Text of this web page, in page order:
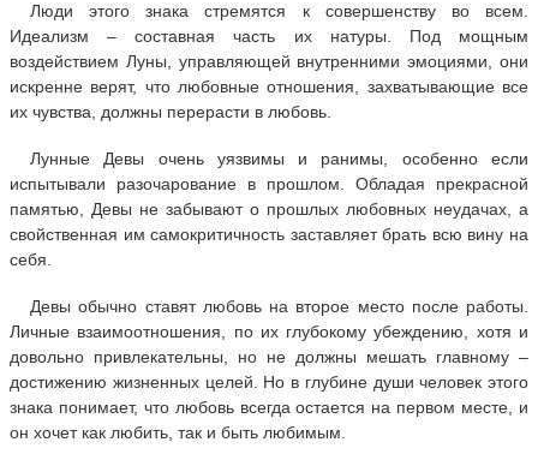
Люди этого знака стремятся к совершенству во всем.
Идеализм – составная часть их натуры. Под мощным
воздействием Луны, управляющей внутренними эмоциями, они
искренне верят, что любовные отношения, захватывающие все
их чувства, должны перерасти в любовь.
Лунные Девы очень уязвимы и ранимы, особенно если
испытывали разочарование в прошлом. Обладая прекрасной
памятью, Девы не забывают о прошлых любовных неудачах, а
свойственная им самокритичность заставляет брать всю вину на
себя.
Девы обычно ставят любовь на второе место после работы.
Личные взаимоотношения, по их глубокому убеждению, хотя и
довольно привлекательны, но не должны мешать главному –
достижению жизненных целей. Но в глубине души человек этого
знака понимает, что любовь всегда остается на первом месте, и
он хочет как любить, так и быть любимым.